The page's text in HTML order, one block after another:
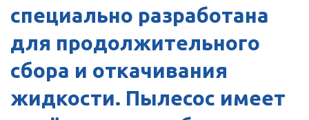
специально разработана
для продолжительного
сбора и откачивания
жидкости. Пылесос имеет